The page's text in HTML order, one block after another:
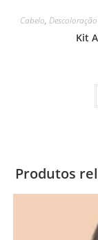
Cabelo,
Kit
Produtos